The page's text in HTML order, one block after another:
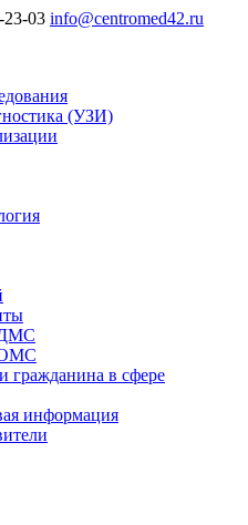
23-03 info@centromed42.ru
(УЗИ)
ДМС
ОМС
гражданина в сфере
информация